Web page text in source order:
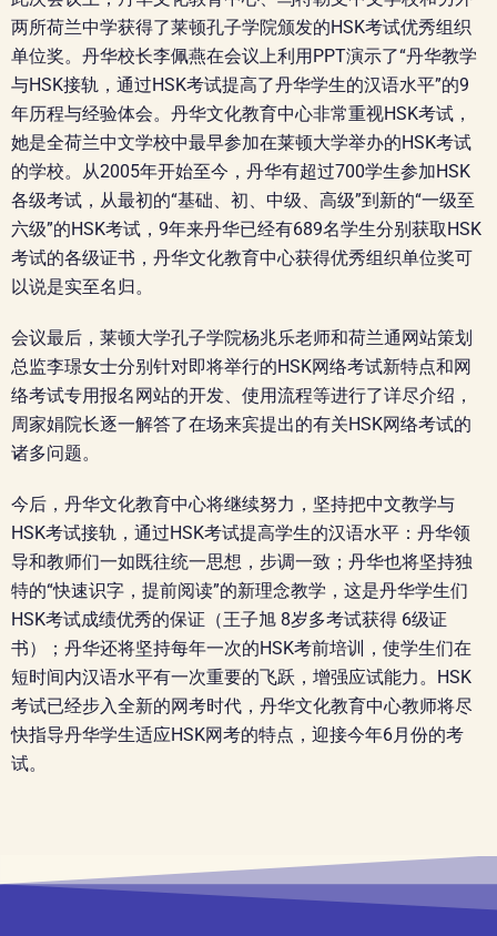
两所荷兰中学获得了莱顿孔子学院颁发的HSK考试优秀组织
单位奖。丹华校长李佩燕在会议上利用PPT演示了“丹华教学
与HSK接轨，通过HSK考试提高了丹华学生的汉语水平”的9
年历程与经验体会。丹华文化教育中心非常重视HSK考试，
她是全荷兰中文学校中最早参加在莱顿大学举办的HSK考试
的学校。从2005年开始至今，丹华有超过700学生参加HSK
各级考试，从最初的“基础、初、中级、高级”到新的“一级至
六级”的HSK考试，9年来丹华已经有689名学生分别获取HSK
考试的各级证书，丹华文化教育中心获得优秀组织单位奖可
以说是实至名归。
会议最后，莱顿大学孔子学院杨兆乐老师和荷兰通网站策划
总监李璟女士分别针对即将举行的HSK网络考试新特点和网
络考试专用报名网站的开发、使用流程等进行了详尽介绍，
周家娟院长逐一解答了在场来宾提出的有关HSK网络考试的
诸多问题。
今后，丹华文化教育中心将继续努力，坚持把中文教学与
HSK考试接轨，通过HSK考试提高学生的汉语水平：丹华领
导和教师们一如既往统一思想，步调一致；丹华也将坚持独
特的“快速识字，提前阅读”的新理念教学，这是丹华学生们
HSK考试成绩优秀的保证（王子旭 8岁多考试获得 6级证
书）；丹华还将坚持每年一次的HSK考前培训，使学生们在
短时间内汉语水平有一次重要的飞跃，增强应试能力。HSK
考试已经步入全新的网考时代，丹华文化教育中心教师将尽
快指导丹华学生适应HSK网考的特点，迎接今年6月份的考
试。